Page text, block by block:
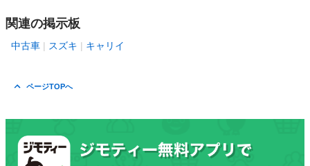
関連の掲示板
中古車 スズキ キャリイ
ページTOPへ